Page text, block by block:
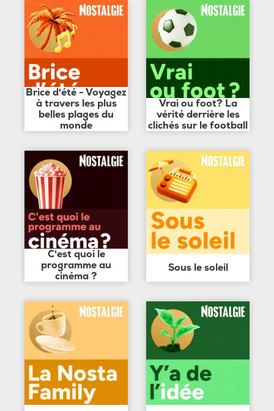
Brice d'été - Voyagez
à travers les plus
belles plages du
monde
Vrai ou foot? La
vérité derrière les
clichés sur le football
C'est quoi le
programme au
cinéma ?
Sous le soleil